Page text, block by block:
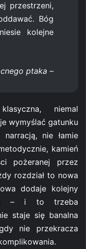
przestrzeni,
Bóg
kolejne
ptaka –
niemal
wymyślać gatunku
nie łamie
kamień
pożeranej przez
rozdział to nowa
dodaje kolejny
– i to trzeba
staje się banalna
nie przekracza